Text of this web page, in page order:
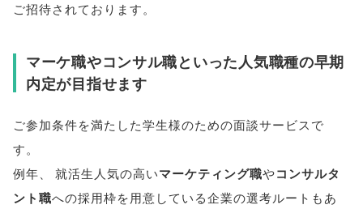
ご招待されております。
マーケ職やコンサル職といった人気職種の早期
内定が目指せます
ご参加条件を満たした学生様のための面談サービスで
す。
例年
就活生人気の高いマーケティング職やコンサルタ
ント職への採用枠を用意している企業の選考ルートもあ